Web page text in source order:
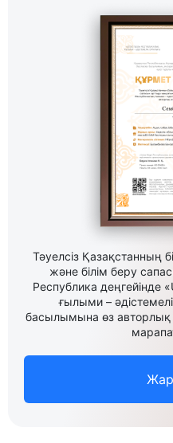
Тәуелсіз Қазақстанның
және білім беру
Республика деңгейінде
ғылыми –
басылымына өз